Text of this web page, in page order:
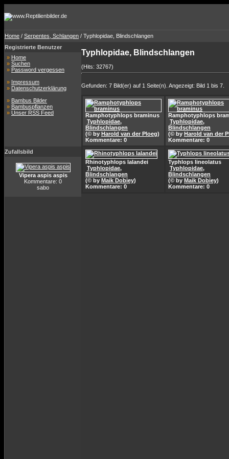
Home / Serpentes, Schlangen / Typhlopidae, Blindschlangen
Registrierte Benutzer
» Home
» Suchen
» Password vergessen
» Impressum
» Datenschutzerklärung
» Bambus Bilder
» Bambuspflanzen
» Unser RSS Feed
Zufallsbild
Vipera aspis aspis
Kommentare: 0
sabo
Typhlopidae, Blindschlangen
(Hits: 32767)
Gefunden: 7 Bild(er) auf 1 Seite(n). Angezeigt: Bild 1 bis 7.
Ramphotyphlops braminus
Typhlopidae,
Blindschlangen
(© by Harold van der Ploeg)
Kommentare: 0
Ramphotyphlops
Typhlopidae,
Blindschlangen
(© by Harold van der
Kommentare: 0
Rhinotyphlops lalandei
Typhlopidae,
Blindschlangen
(© by Maik Dobiey)
Kommentare: 0
Typhlops lineolatus
Typhlopidae,
Blindschlangen
(© by Maik Dobiey)
Kommentare: 0